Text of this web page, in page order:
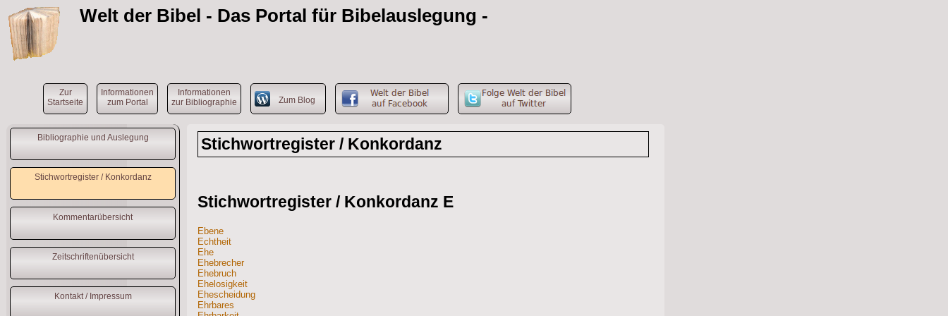
Welt der Bibel - Das Portal für Bibelauslegung -
Zur
Startseite
Informationen
zum Portal
Informationen
zur Bibliographie
Zum Blog
Bibliographie und Auslegung
Stichwortregister / Konkordanz
Kommentarübersicht
Zeitschriftenübersicht
Kontakt / Impressum
Stichwortregister / Konkordanz
Stichwortregister / Konkordanz E
Ebene
Echtheit
Ehe
Ehebrecher
Ehebruch
Ehelosigkeit
Ehescheidung
Ehrbares